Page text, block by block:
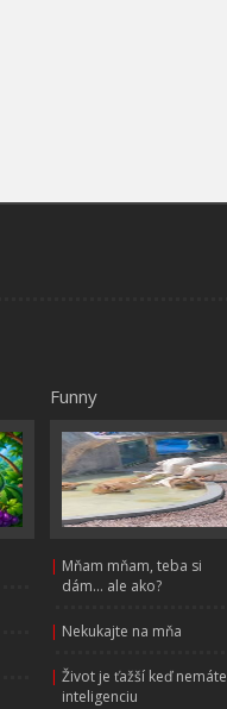
Funny
| Mňam mňam, teba si
dám... ale ako?
| Nekukajte na mňa
| Život je ťažší keď nemáte
inteligenciu